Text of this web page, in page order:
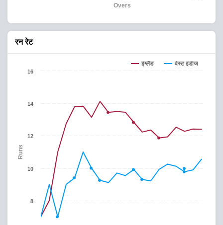
Overs
रन रेट
Runs
इंग्लैंड वेस्ट इंडीज
8
10
12
14
16